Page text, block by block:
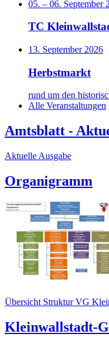
05. – 06. September
TC
13. September 2026
Herbstmarkt
rund um den
Alle Veranstaltungen
Amtsblatt -
Aktuelle Ausgabe
Organigramm
Übersicht Struktur VG
Kleinwallstadt-